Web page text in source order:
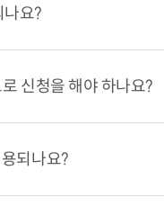
나요?
신청을 해야 하나요?
되나요?